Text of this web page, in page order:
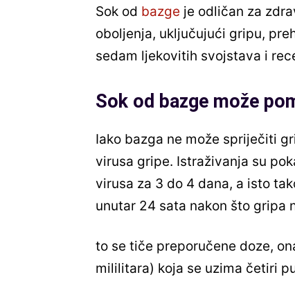
Sok od bazge je odličan za
oboljenja, uključujući gripu,
sedam ljekovitih svojstava i
Sok od bazge može
Iako bazga ne može spriječiti
virusa gripe. Istraživanja su
virusa za 3 do 4 dana, a isto
unutar 24 sata nakon što gripa
to se tiče preporučene doze,
mililitara) koja se uzima četiri